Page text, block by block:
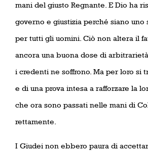
mani del giusto Regnante. E Dio ha
governo e giustizia perché siano uno
per tutti gli uomini. Ciò non altera il
ancora una buona dose di
i credenti ne soffrono. Ma per loro si
e di una prova intesa a rafforzare la
che ora sono passati nelle mani di
rettamente.
I Giudei non ebbero paura di